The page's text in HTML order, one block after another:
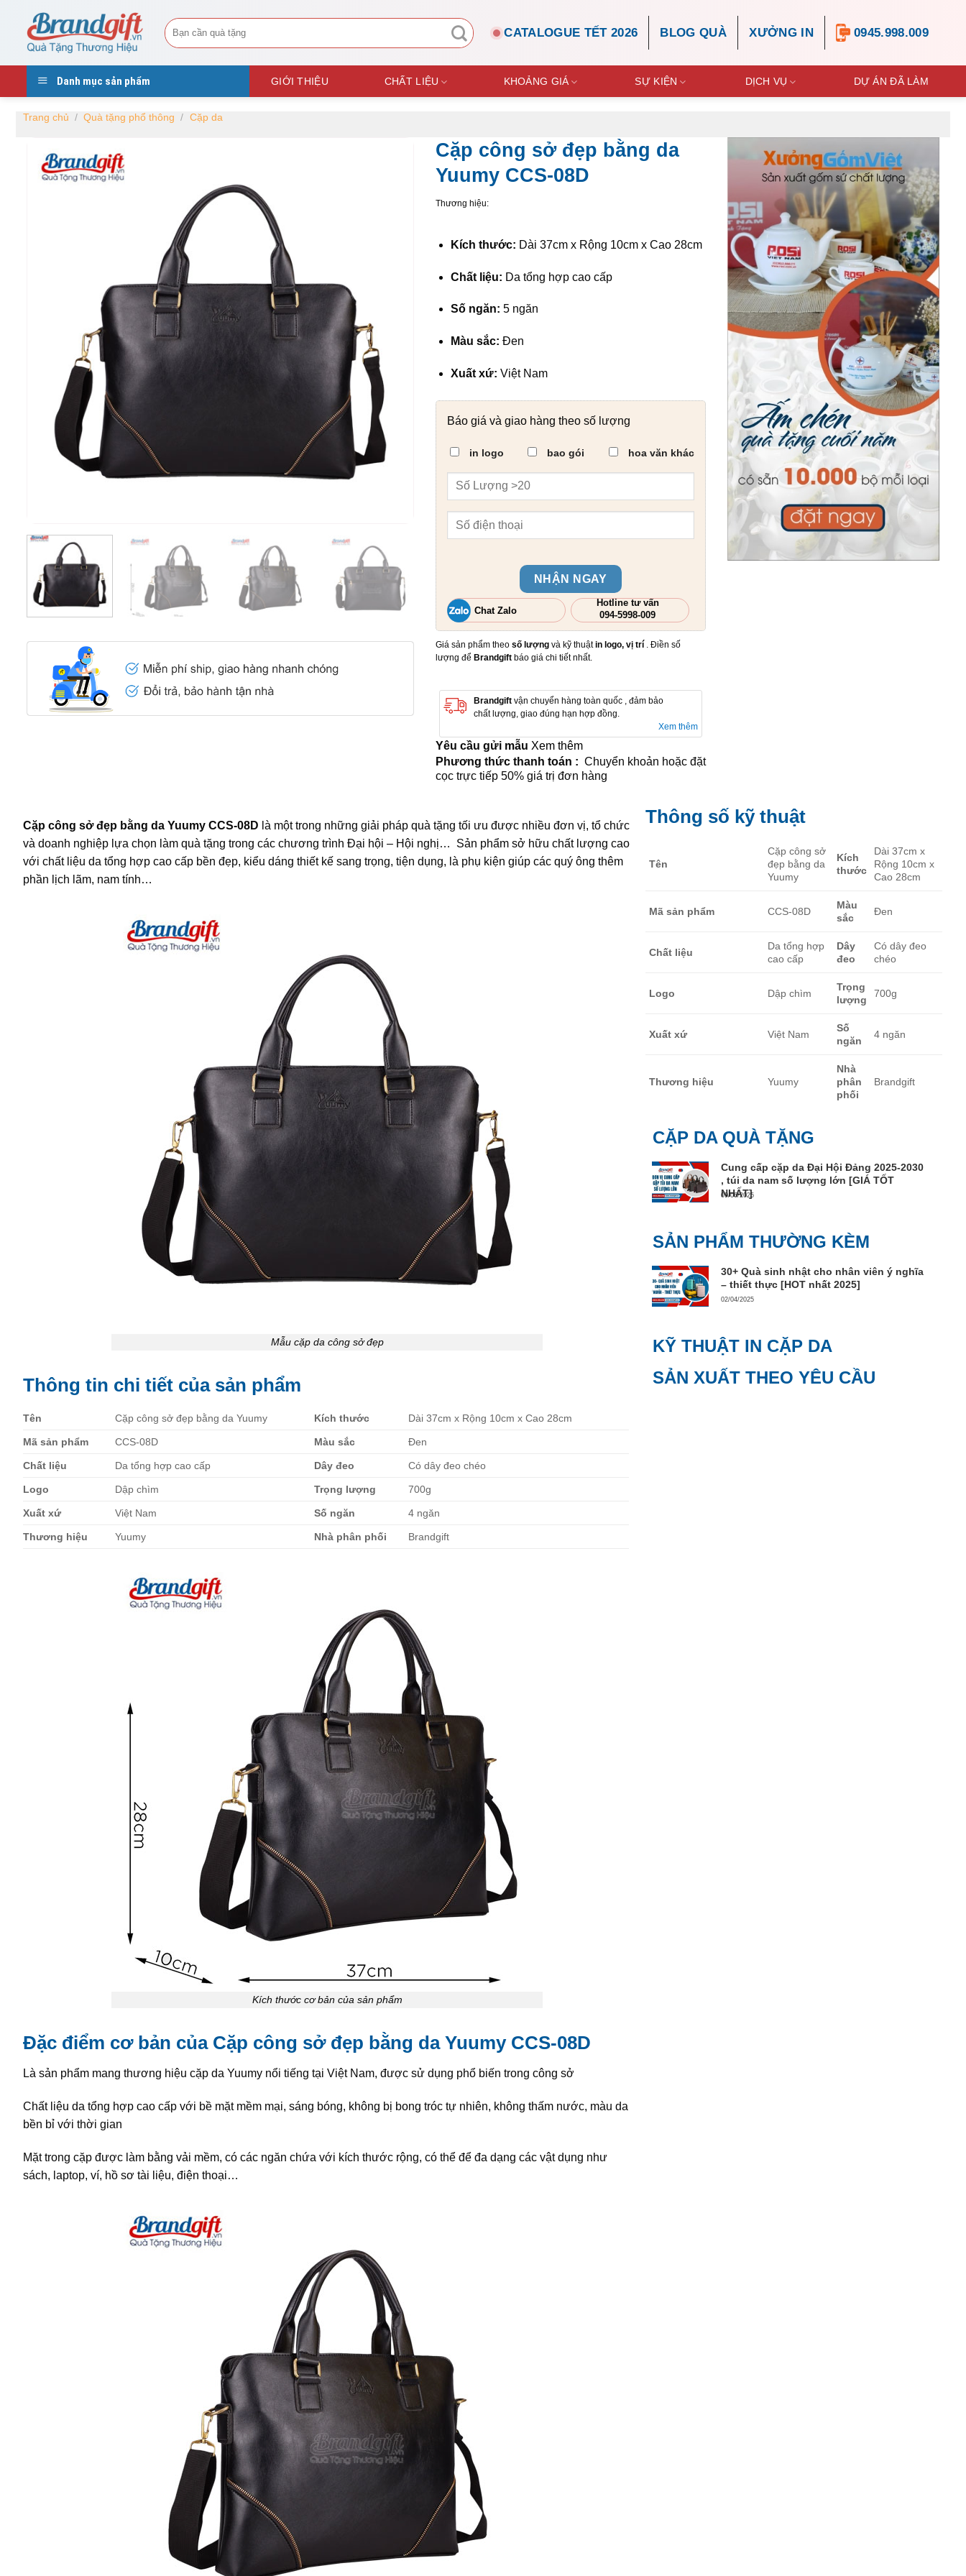
content
Tìm
kiếm:
CATALOGUE TẾT 2026 BLOG QUÀ XƯỞNG IN 0945.998.009
Danh mục sản phẩm GIỚI THIỆU CHẤT LIỆU KHOẢNG GIÁ SỰ KIỆN DỊCH VỤ DỰ ÁN ĐÃ LÀM
Trang chủ / Quà tặng phổ thông / Cặp da
Cặp công sở đẹp bằng da
Yuumy CCS-08D
Thương hiệu:
Kích thước: Dài 37cm x Rộng 10cm x Cao 28cm
Chất liệu: Da tổng hợp cao cấp
Số ngăn: 5 ngăn
Màu sắc: Đen
Xuất xứ: Việt Nam
Báo giá và giao hàng theo số lượng
in logo bao gói hoa văn khác
NHẬN NGAY
Chat Zalo
Hotline tư vấn
094-5998-009
Giá sản phẩm theosố lượngvà kỹ thuậtin logo, vị trí. Điền số
lượng để Brandgiftbáo giá chi tiết nhất.
Brandgiftvận chuyển hàng toàn quốc , đảm bảo
chất lượng, giao đúng hạn hợp đồng.
Xem thêm
Yêu cầu gửi mẫu Xem thêm
Phương thức thanh toán : Chuyển khoản hoặc đặt
cọc trực tiếp 50% giá trị đơn hàng
Cặp công sở đẹp bằng da Yuumy CCS-08D là một trong những giải pháp quà tặng tối ưu được nhiều đơn vị, tổ chức
và doanh nghiệp lựa chọn làm quà tặng trong các chương trình Đại hội – Hội nghị… Sản phẩm sở hữu chất lượng cao
với chất liệu da tổng hợp cao cấp bền đẹp, kiểu dáng thiết kế sang trọng, tiện dụng, là phụ kiện giúp các quý ông thêm
phần lịch lãm, nam tính…
Mẫu cặp da công sở đẹp
Thông tin chi tiết của sản phẩm
Tên Cặp công sở đẹp bằng da Yuumy Kích thước Dài 37cm x Rộng 10cm x Cao 28cm
Mã sản phẩm CCS-08D Màu sắc Đen
Chất liệu Da tổng hợp cao cấp Dây đeo Có dây đeo chéo
Logo Dập chìm Trọng lượng 700g
Xuất xứ Việt Nam Số ngăn 4 ngăn
Thương hiệu Yuumy Nhà phân phối Brandgift
Kích thước cơ bản của sản phẩm
Đặc điểm cơ bản của Cặp công sở đẹp bằng da Yuumy CCS-08D
Là sản phẩm mang thương hiệu cặp da Yuumy nổi tiếng tại Việt Nam, được sử dụng phổ biến trong công sở
Chất liệu da tổng hợp cao cấp với bề mặt mềm mại, sáng bóng, không bị bong tróc tự nhiên, không thấm nước, màu da
bền bỉ với thời gian
Mặt trong cặp được làm bằng vải mềm, có các ngăn chứa với kích thước rộng, có thể để đa dạng các vật dụng như
sách, laptop, ví, hồ sơ tài liệu, điện thoại…
Thông số kỹ thuật
Tên
Cặp công sở
đẹp bằng da
Yuumy
Kích
thước
Dài 37cm x
Rộng 10cm x
Cao 28cm
Mã sản phẩm CCS-08D
Màu
sắc
Đen
Chất liệu
Da tổng hợp
cao cấp
Dây
đeo
Có dây đeo
chéo
Logo Dập chìm
Trọng
lượng
700g
Xuất xứ Việt Nam
Số
ngăn
4 ngăn
Thương hiệu Yuumy
Nhà
phân
phối
Brandgift
CẶP DA QUÀ TẶNG
Cung cấp cặp da Đại Hội Đảng 2025-2030
, túi da nam số lượng lớn [GIÁ TỐT
NHẤT]
09/06/2025
SẢN PHẨM THƯỜNG KÈM
30+ Quà sinh nhật cho nhân viên ý nghĩa
– thiết thực [HOT nhất 2025]
02/04/2025
KỸ THUẬT IN CẶP DA
SẢN XUẤT THEO YÊU CẦU